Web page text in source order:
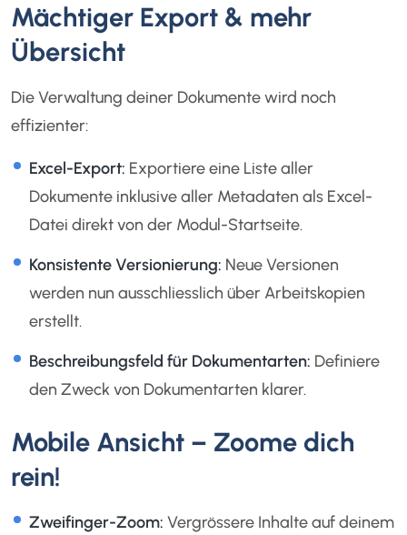
Mächtiger Export & mehr
Übersicht
Die Verwaltung deiner Dokumente wird noch
effizienter:
Excel-Export: Exportiere eine Liste aller
Dokumente inklusive aller Metadaten als Excel-
Datei direkt von der Modul-Startseite.
Konsistente Versionierung: Neue Versionen
werden nun ausschliesslich über Arbeitskopien
erstellt.
Beschreibungsfeld für Dokumentarten: Definiere
den Zweck von Dokumentarten klarer.
Mobile Ansicht – Zoome dich
rein!
Zweifinger-Zoom: Vergrössere Inhalte auf deinem